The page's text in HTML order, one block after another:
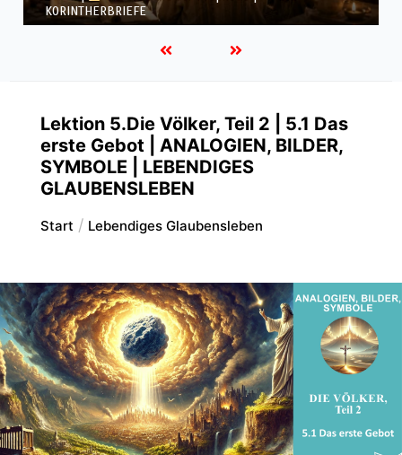
KORINTHERBRIEFE
Lektion 5.Die Völker, Teil 2 | 5.1 Das
erste Gebot | ANALOGIEN, BILDER,
SYMBOLE | LEBENDIGES
GLAUBENSLEBEN
Start Lebendiges Glaubensleben